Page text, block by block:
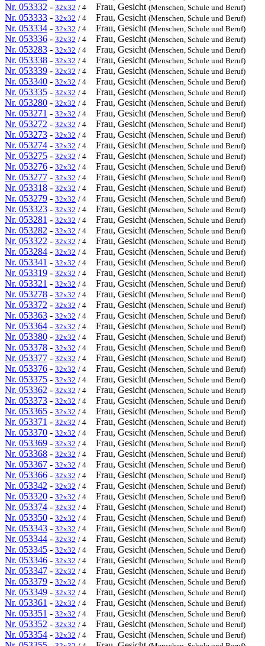
Nr. 053332 - 32x32 / 4 Frau, Gesicht (Menschen, Schule und Beruf)
Nr. 053333 - 32x32 / 4 Frau, Gesicht (Menschen, Schule und Beruf)
Nr. 053334 - 32x32 / 4 Frau, Gesicht (Menschen, Schule und Beruf)
Nr. 053336 - 32x32 / 4 Frau, Gesicht (Menschen, Schule und Beruf)
Nr. 053283 - 32x32 / 4 Frau, Gesicht (Menschen, Schule und Beruf)
Nr. 053338 - 32x32 / 4 Frau, Gesicht (Menschen, Schule und Beruf)
Nr. 053339 - 32x32 / 4 Frau, Gesicht (Menschen, Schule und Beruf)
Nr. 053340 - 32x32 / 4 Frau, Gesicht (Menschen, Schule und Beruf)
Nr. 053335 - 32x32 / 4 Frau, Gesicht (Menschen, Schule und Beruf)
Nr. 053280 - 32x32 / 4 Frau, Gesicht (Menschen, Schule und Beruf)
Nr. 053271 - 32x32 / 4 Frau, Gesicht (Menschen, Schule und Beruf)
Nr. 053272 - 32x32 / 4 Frau, Gesicht (Menschen, Schule und Beruf)
Nr. 053273 - 32x32 / 4 Frau, Gesicht (Menschen, Schule und Beruf)
Nr. 053274 - 32x32 / 4 Frau, Gesicht (Menschen, Schule und Beruf)
Nr. 053275 - 32x32 / 4 Frau, Gesicht (Menschen, Schule und Beruf)
Nr. 053276 - 32x32 / 4 Frau, Gesicht (Menschen, Schule und Beruf)
Nr. 053277 - 32x32 / 4 Frau, Gesicht (Menschen, Schule und Beruf)
Nr. 053318 - 32x32 / 4 Frau, Gesicht (Menschen, Schule und Beruf)
Nr. 053279 - 32x32 / 4 Frau, Gesicht (Menschen, Schule und Beruf)
Nr. 053323 - 32x32 / 4 Frau, Gesicht (Menschen, Schule und Beruf)
Nr. 053281 - 32x32 / 4 Frau, Gesicht (Menschen, Schule und Beruf)
Nr. 053282 - 32x32 / 4 Frau, Gesicht (Menschen, Schule und Beruf)
Nr. 053322 - 32x32 / 4 Frau, Gesicht (Menschen, Schule und Beruf)
Nr. 053284 - 32x32 / 4 Frau, Gesicht (Menschen, Schule und Beruf)
Nr. 053341 - 32x32 / 4 Frau, Gesicht (Menschen, Schule und Beruf)
Nr. 053319 - 32x32 / 4 Frau, Gesicht (Menschen, Schule und Beruf)
Nr. 053321 - 32x32 / 4 Frau, Gesicht (Menschen, Schule und Beruf)
Nr. 053278 - 32x32 / 4 Frau, Gesicht (Menschen, Schule und Beruf)
Nr. 053372 - 32x32 / 4 Frau, Gesicht (Menschen, Schule und Beruf)
Nr. 053363 - 32x32 / 4 Frau, Gesicht (Menschen, Schule und Beruf)
Nr. 053364 - 32x32 / 4 Frau, Gesicht (Menschen, Schule und Beruf)
Nr. 053380 - 32x32 / 4 Frau, Gesicht (Menschen, Schule und Beruf)
Nr. 053378 - 32x32 / 4 Frau, Gesicht (Menschen, Schule und Beruf)
Nr. 053377 - 32x32 / 4 Frau, Gesicht (Menschen, Schule und Beruf)
Nr. 053376 - 32x32 / 4 Frau, Gesicht (Menschen, Schule und Beruf)
Nr. 053375 - 32x32 / 4 Frau, Gesicht (Menschen, Schule und Beruf)
Nr. 053362 - 32x32 / 4 Frau, Gesicht (Menschen, Schule und Beruf)
Nr. 053373 - 32x32 / 4 Frau, Gesicht (Menschen, Schule und Beruf)
Nr. 053365 - 32x32 / 4 Frau, Gesicht (Menschen, Schule und Beruf)
Nr. 053371 - 32x32 / 4 Frau, Gesicht (Menschen, Schule und Beruf)
Nr. 053370 - 32x32 / 4 Frau, Gesicht (Menschen, Schule und Beruf)
Nr. 053369 - 32x32 / 4 Frau, Gesicht (Menschen, Schule und Beruf)
Nr. 053368 - 32x32 / 4 Frau, Gesicht (Menschen, Schule und Beruf)
Nr. 053367 - 32x32 / 4 Frau, Gesicht (Menschen, Schule und Beruf)
Nr. 053366 - 32x32 / 4 Frau, Gesicht (Menschen, Schule und Beruf)
Nr. 053342 - 32x32 / 4 Frau, Gesicht (Menschen, Schule und Beruf)
Nr. 053320 - 32x32 / 4 Frau, Gesicht (Menschen, Schule und Beruf)
Nr. 053374 - 32x32 / 4 Frau, Gesicht (Menschen, Schule und Beruf)
Nr. 053350 - 32x32 / 4 Frau, Gesicht (Menschen, Schule und Beruf)
Nr. 053343 - 32x32 / 4 Frau, Gesicht (Menschen, Schule und Beruf)
Nr. 053344 - 32x32 / 4 Frau, Gesicht (Menschen, Schule und Beruf)
Nr. 053345 - 32x32 / 4 Frau, Gesicht (Menschen, Schule und Beruf)
Nr. 053346 - 32x32 / 4 Frau, Gesicht (Menschen, Schule und Beruf)
Nr. 053347 - 32x32 / 4 Frau, Gesicht (Menschen, Schule und Beruf)
Nr. 053379 - 32x32 / 4 Frau, Gesicht (Menschen, Schule und Beruf)
Nr. 053349 - 32x32 / 4 Frau, Gesicht (Menschen, Schule und Beruf)
Nr. 053361 - 32x32 / 4 Frau, Gesicht (Menschen, Schule und Beruf)
Nr. 053351 - 32x32 / 4 Frau, Gesicht (Menschen, Schule und Beruf)
Nr. 053352 - 32x32 / 4 Frau, Gesicht (Menschen, Schule und Beruf)
Nr. 053354 - 32x32 / 4 Frau, Gesicht (Menschen, Schule und Beruf)